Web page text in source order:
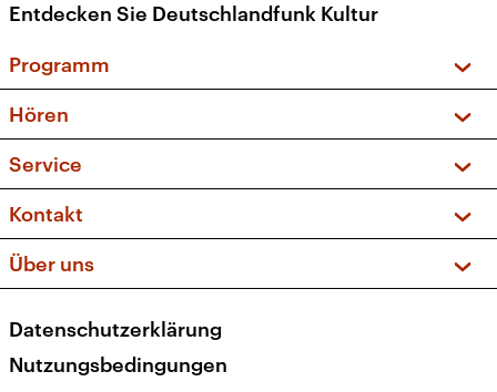
Entdecken Sie Deutschlandfunk Kultur
Programm
Sendungen und Podcasts
Musikliste
Kakadu – Das Kinderprogramm
Hören
Frequenzen (UKW + DAB+)
Service
FAQ
Apps
Newsletter
Veranstaltungen
Kontakt
Social Media
Über uns
Presse
Karriere
Datenschutzerklärung
Nutzungsbedingungen